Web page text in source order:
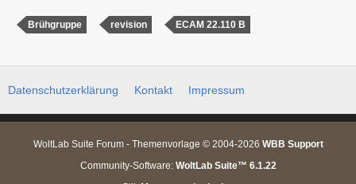
Brühgruppe revision ECAM 22.110 B
Datenschutzerklärung Kontakt Impressum
WoltLab Suite Forum - Themenvorlage © 2004-2026 WBB Support
Community-Software: WoltLab Suite™ 6.1.22